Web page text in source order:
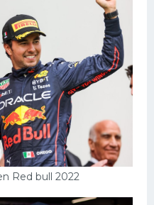
Red bull 2022